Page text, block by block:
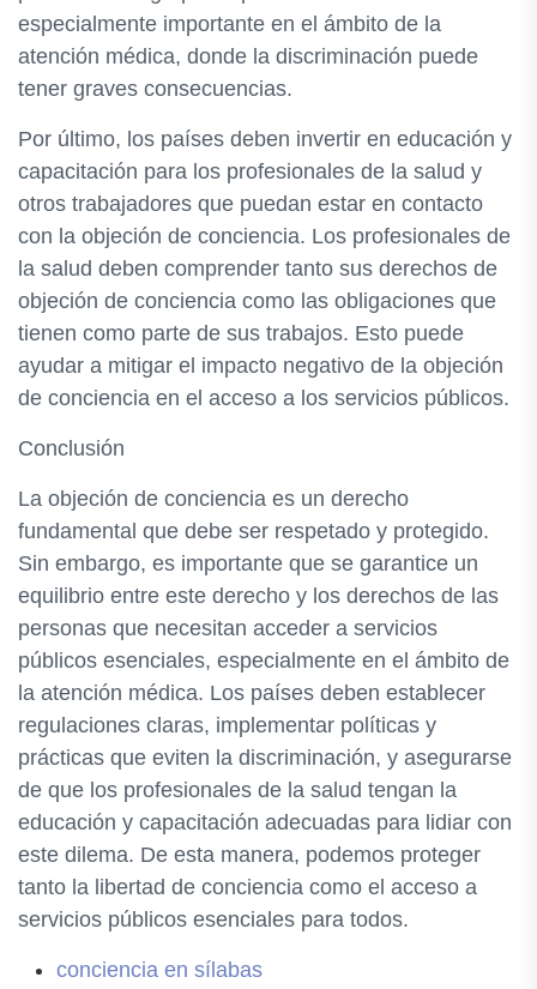
especialmente importante en el ámbito de la
atención médica, donde la discriminación puede
tener graves consecuencias.
Por último, los países deben invertir en educación y
capacitación para los profesionales de la salud y
otros trabajadores que puedan estar en contacto
con la objeción de conciencia. Los profesionales de
la salud deben comprender tanto sus derechos de
objeción de conciencia como las obligaciones que
tienen como parte de sus trabajos. Esto puede
ayudar a mitigar el impacto negativo de la objeción
de conciencia en el acceso a los servicios públicos.
Conclusión
La objeción de conciencia es un derecho
fundamental que debe ser respetado y protegido.
Sin embargo, es importante que se garantice un
equilibrio entre este derecho y los derechos de las
personas que necesitan acceder a servicios
públicos esenciales, especialmente en el ámbito de
la atención médica. Los países deben establecer
regulaciones claras, implementar políticas y
prácticas que eviten la discriminación, y asegurarse
de que los profesionales de la salud tengan la
educación y capacitación adecuadas para lidiar con
este dilema. De esta manera, podemos proteger
tanto la libertad de conciencia como el acceso a
servicios públicos esenciales para todos.
conciencia en sílabas